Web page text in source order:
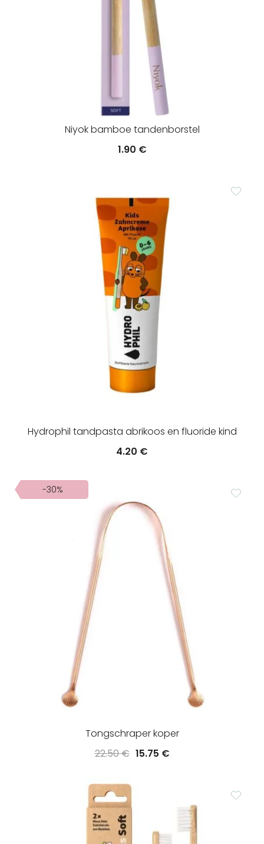
Niyok bamboe tandenborstel
1.90 €
Hydrophil tandpasta abrikoos en fluoride kind
4.20 €
-30%
Tongschraper koper
22.50€ Oorspronkelijke
15.75 €Huidige